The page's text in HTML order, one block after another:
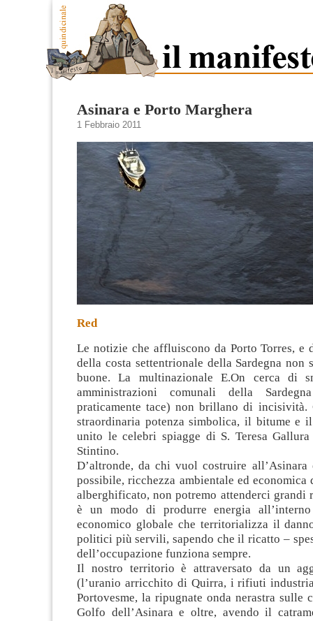
Asinara e Porto Marghera
1 Febbraio 2011
Red
Le notizie che affluiscono da Porto Torres, e
della costa settentrionale della Sardegna non
buone. La multinazionale E.On cerca di
amministrazioni comunali della
praticamente tace) non brillano di incisività.
straordinaria potenza simbolica, il bitume e
unito le celebri spiagge di S. Teresa
Stintino.
D’altronde, da chi vuol costruire
possibile, ricchezza ambientale ed
alberghificato, non potremo attenderci grandi
è un modo di produrre energia
economico globale che territorializza il
politici più servili, sapendo che il ricatto –
dell’occupazione funziona sempre.
Il nostro territorio è attraversato da un
(l’uranio arricchito di Quirra, i rifiuti
Portovesme, la ripugnate onda nerastra sulle
Golfo dell’Asinara e oltre, avendo il